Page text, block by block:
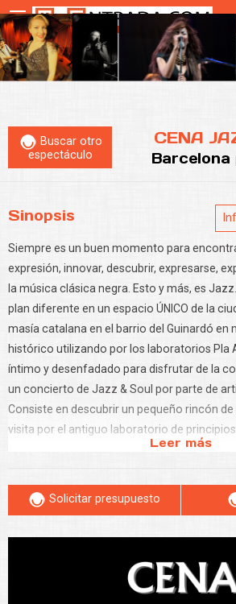
Buscar otro
espectáculo
CENA
Barcelona
Sinopsis
Leer más
Siempre es un buen momento para
expresión, innovar, descubrir, expresarse,
la música clásica negra. Esto y más, es
plan diferente en un espacio ÚNICO de la
masía catalana en el barrio del Guinardó en
histórico utilizando por los laboratorios Pla
íntimo y desenfadado para disfrutar de la
un concierto de Jazz & Soul por parte de
Consiste en descubrir un pequeño rincón
visita por el antiguo laboratorio de principios
museo del mueble antiguo más importante
con el concierto homenaje a la música
Jazz & Soul. ¡Llenémonos de Jazz!
Solicitar presupuesto